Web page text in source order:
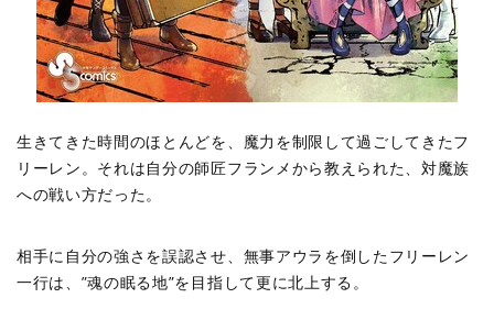
生きてきた時間のほとんどを、魔力を制限して過ごしてきたフ
リーレン。それは自分の師匠フランメから教えられた、対魔族
への戦い方だった。
相手に自分の強さを誤認させ、無事アウラを倒したフリーレン
一行は、”魂の眠る地”を目指して更に北上する。